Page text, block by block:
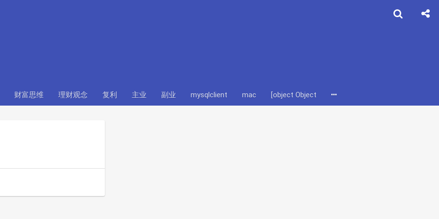
财富思维 理财观念 复利 主业 副业 mysqlclient mac [object Object] pip